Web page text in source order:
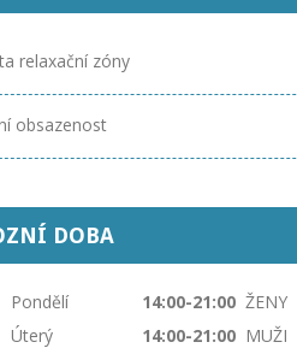
relaxační zóny
obsazenost
DOBA
Pondělí 14:00-21:00ŽENY
Úterý
14:00-21:00MUŽI